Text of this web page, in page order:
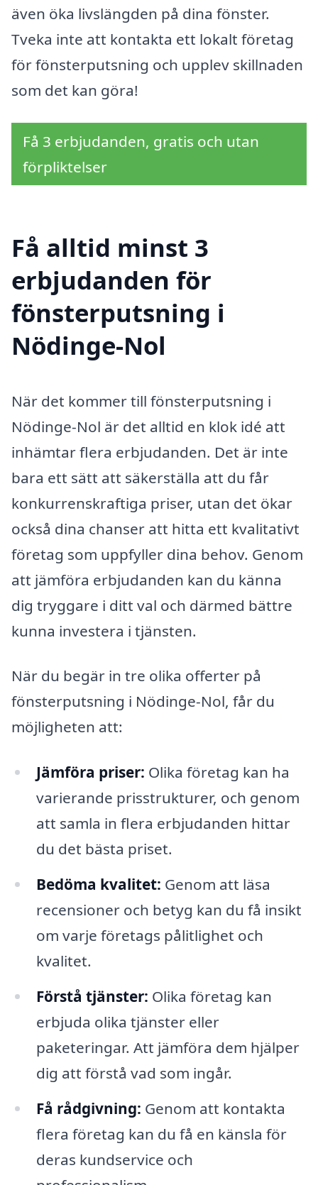
även öka livslängden på dina fönster.
Tveka inte att kontakta ett lokalt företag
för fönsterputsning och upplev skillnaden
som det kan göra!
Få 3 erbjudanden, gratis och utan
förpliktelser
Få alltid minst 3
erbjudanden för
fönsterputsning i
Nödinge-Nol
När det kommer till fönsterputsning i
Nödinge-Nol är det alltid en klok idé att
inhämtar flera erbjudanden. Det är inte
bara ett sätt att säkerställa att du får
konkurrenskraftiga priser, utan det ökar
också dina chanser att hitta ett kvalitativt
företag som uppfyller dina behov. Genom
att jämföra erbjudanden kan du känna
dig tryggare i ditt val och därmed bättre
kunna investera i tjänsten.
När du begär in tre olika offerter på
fönsterputsning i Nödinge-Nol, får du
möjligheten att:
Jämföra priser: Olika företag kan ha
varierande prisstrukturer, och genom
att samla in flera erbjudanden hittar
du det bästa priset.
Bedöma kvalitet: Genom att läsa
recensioner och betyg kan du få insikt
om varje företags pålitlighet och
kvalitet.
Förstå tjänster: Olika företag kan
erbjuda olika tjänster eller
paketeringar. Att jämföra dem hjälper
dig att förstå vad som ingår.
Få rådgivning: Genom att kontakta
flera företag kan du få en känsla för
deras kundservice och